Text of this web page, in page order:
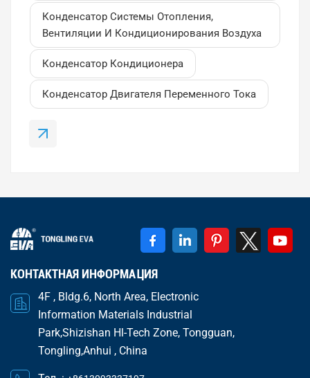
конденсаторы CBB65, почему они так
популярны и как выбрать подходящий для
вашего применения.Что такое пусковой
конденсатор для двигателя CBB65?
Конденсатор CBB65 — это пусковой
конденсатор двигателя переменного тока
сделано с помощью Металлизированная
Конденсатор Системы Отопления,
Вентиляции И Кондиционирования Воздуха
Конденсатор Кондиционера
Конденсатор Двигателя Переменного Тока
КОНТАКТНАЯ ИНФОРМАЦИЯ
4F , Bldg.6, North Area, Electronic
Information Materials Industrial
Park,Shizishan Hl-Tech Zone, Tongguan,
Tongling,Anhui , China